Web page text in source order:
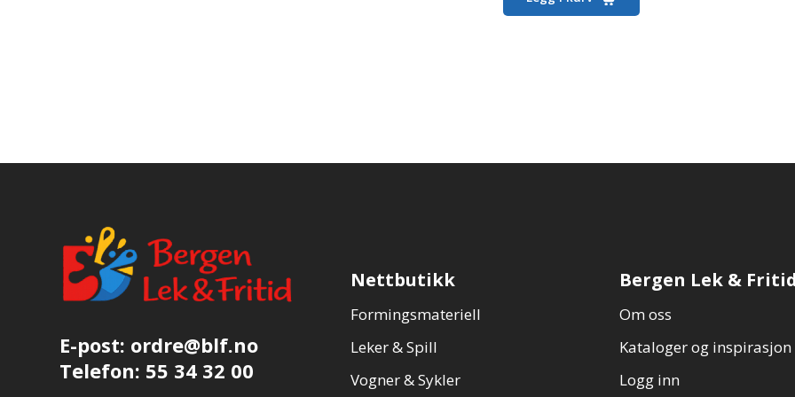
har
E-post: ordre@blf.no
Telefon: 55 34 32 00
Nettbutikk
Formingsmateriell
Leker & Spill
Vogner & Sykler
Bergen Lek & Fritid
Om oss
Kataloger og inspirasjon
Logg inn